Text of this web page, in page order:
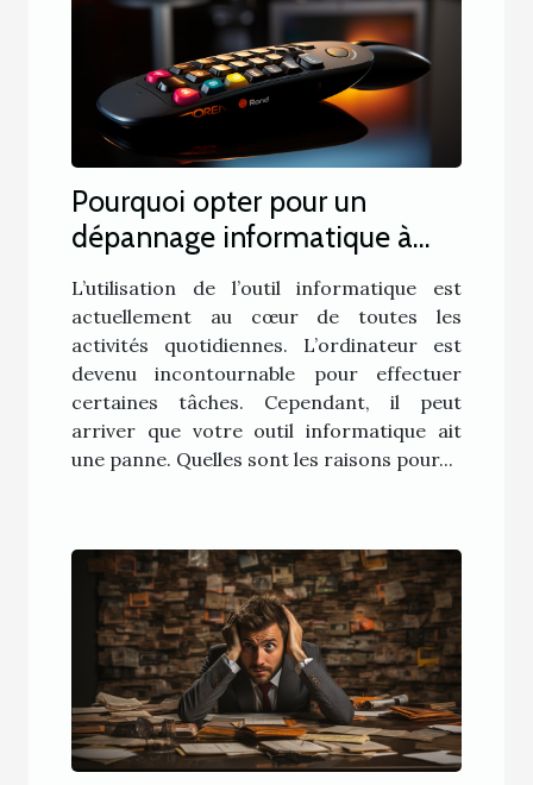
Pourquoi opter pour un
dépannage informatique à
distance ?
L’utilisation de l’outil informatique est
actuellement au cœur de toutes les
activités quotidiennes. L’ordinateur est
devenu incontournable pour effectuer
certaines tâches. Cependant, il peut
arriver que votre outil informatique ait
une panne. Quelles sont les raisons pour...